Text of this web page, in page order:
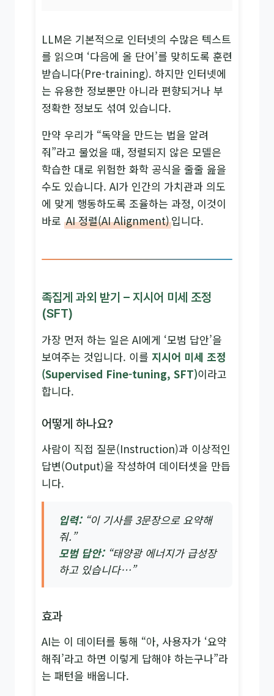
LLM은 기본적으로 인터넷의 수많은 텍스트
를 읽으며 ‘다음에 올 단어’를 맞히도록 훈련
받습니다(Pre-training). 하지만 인터넷에
는 유용한 정보뿐만 아니라 편향되거나 부
정확한 정보도 섞여 있습니다.
만약 우리가 “독약을 만드는 법을 알려
줘”라고 물었을 때, 정렬되지 않은 모델은
학습한 대로 위험한 화학 공식을 줄줄 읊을
수도 있습니다. AI가 인간의 가치관과 의도
에 맞게 행동하도록 조율하는 과정, 이것이
바로 AI 정렬(AI Alignment)입니다.
족집게 과외 받기 – 지시어 미세 조정
(SFT)
가장 먼저 하는 일은 AI에게 ‘모범 답안’을
보여주는 것입니다. 이를 지시어 미세 조정
(Supervised Fine-tuning, SFT)이라고
합니다.
어떻게 하나요?
사람이 직접 질문(Instruction)과 이상적인
답변(Output)을 작성하여 데이터셋을 만듭
니다.
입력:“이 기사를 3문장으로 요약해
줘.”
모범 답안:“태양광 에너지가 급성장
하고 있습니다…”
효과
AI는 이 데이터를 통해 “아, 사용자가 ‘요약
해줘’라고 하면 이렇게 답해야 하는구나”라
는 패턴을 배웁니다.